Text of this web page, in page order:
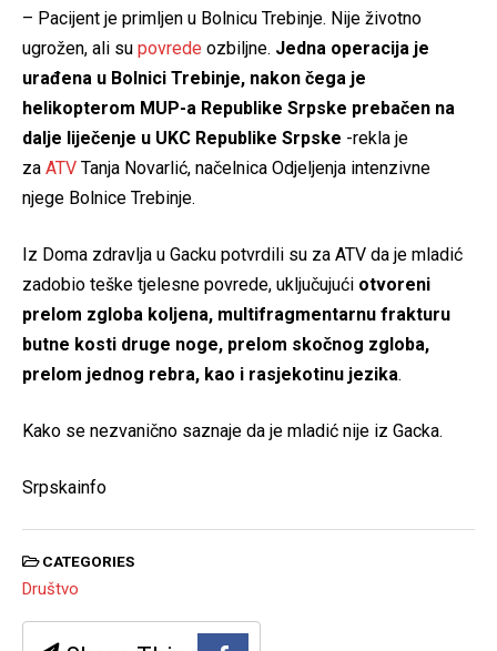
– Pacijent je primljen u Bolnicu Trebinje. Nije životno
ugrožen, ali su povrede ozbiljne. Jedna operacija je
urađena u Bolnici Trebinje, nakon čega je
helikopterom MUP-a Republike Srpske prebačen na
dalje liječenje u UKC Republike Srpske -rekla je
za ATV Tanja Novarlić, načelnica Odjeljenja intenzivne
njege Bolnice Trebinje.
Iz Doma zdravlja u Gacku potvrdili su za ATV da je mladić
zadobio teške tjelesne povrede, uključujući otvoreni
prelom zgloba koljena, multifragmentarnu frakturu
butne kosti druge noge, prelom skočnog zgloba,
prelom jednog rebra, kao i rasjekotinu jezika.
Kako se nezvanično saznaje da je mladić nije iz Gacka.
Srpskainfo
CATEGORIES
Društvo